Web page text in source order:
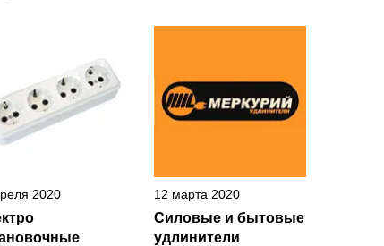
2020 12 марта 2020
Силовые и бытовые
удлинители